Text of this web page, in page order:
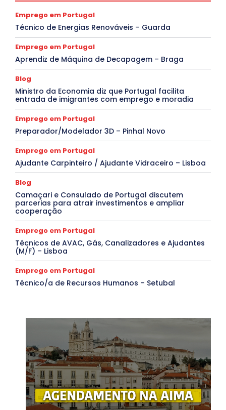
Emprego em Portugal
Técnico de Energias Renováveis – Guarda
Emprego em Portugal
Aprendiz de Máquina de Decapagem – Braga
Blog
Ministro da Economia diz que Portugal facilita
entrada de imigrantes com emprego e moradia
Emprego em Portugal
Preparador/Modelador 3D – Pinhal Novo
Emprego em Portugal
Ajudante Carpinteiro / Ajudante Vidraceiro – Lisboa
Blog
Camaçari e Consulado de Portugal discutem
parcerias para atrair investimentos e ampliar
cooperação
Emprego em Portugal
Técnicos de AVAC, Gás, Canalizadores e Ajudantes
(M/F) – Lisboa
Emprego em Portugal
Técnico/a de Recursos Humanos – Setubal